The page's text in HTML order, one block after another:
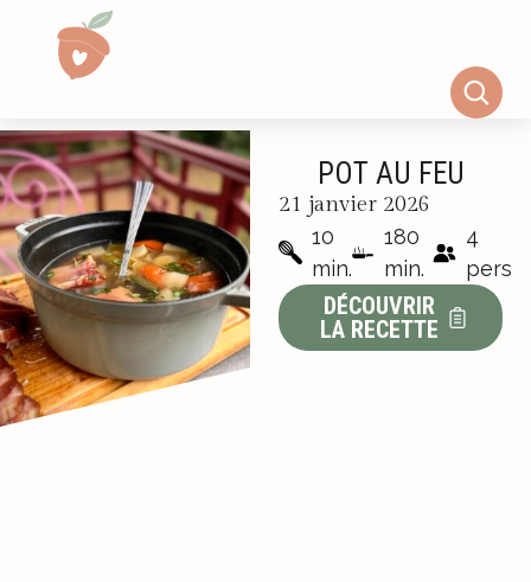
POT AU FEU
21 janvier 2026
10
min.
180
min.
4
pers
DÉCOUVRIR
LA RECETTE